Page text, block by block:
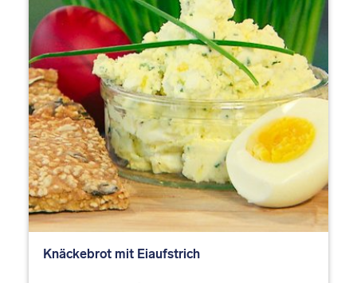
Knäckebrot mit Eiaufstrich